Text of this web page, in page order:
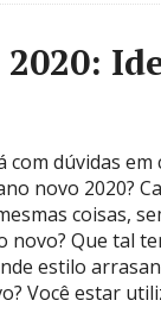
com dúvidas
novo 2020?
coisas,
novo? Que tal
estilo
Você estar